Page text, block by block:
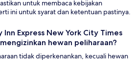
untuk membaca kebijakan
ini untuk syarat dan ketentuan pastinya.
Inn Express New York City Times
hewan peliharaan?
tidak diperkenankan, kecuali hewan